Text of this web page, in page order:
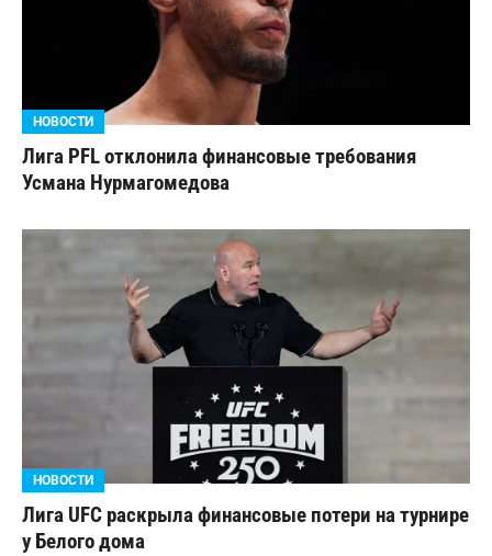
НОВОСТИ
Лига PFL отклонила финансовые требования
Усмана Нурмагомедова
НОВОСТИ
Лига UFC раскрыла финансовые потери на турнире
у Белого дома